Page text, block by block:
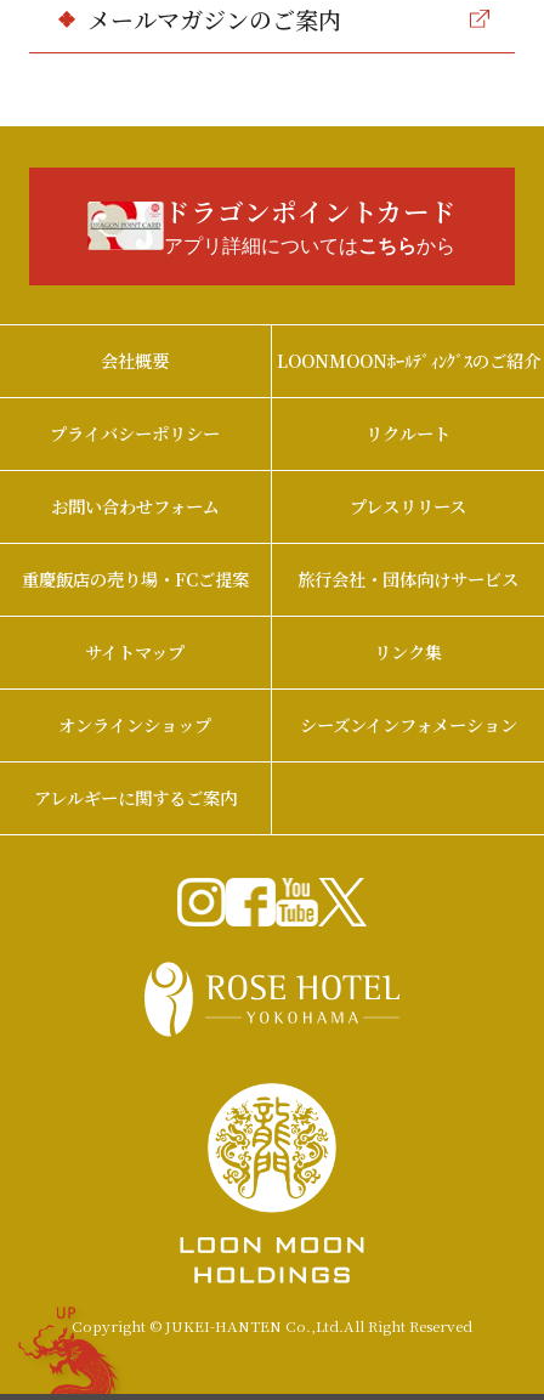
メールマガジンのご案内
ドラゴンポイントカード
アプリ詳細についてはこちらから
会社概要 LOONMOONﾎｰﾙﾃﾞｨﾝｸﾞｽのご紹介
プライバシーポリシー リクルート
お問い合わせフォーム プレスリリース
重慶飯店の売り場・FCご提案 旅行会社・団体向けサービス
サイトマップ リンク集
オンラインショップ シーズンインフォメーション
アレルギーに関するご案内
Copyright © JUKEI-HANTEN Co.,Ltd.All Right Reserved
UP